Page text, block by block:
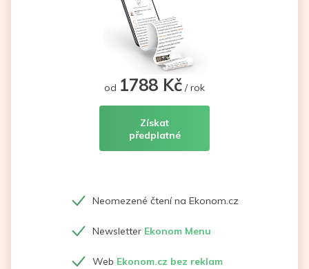
od 1788 Kč / rok
Získat
předplatné
Neomezené čtení na Ekonom.cz
Newsletter Ekonom Menu
Web Ekonom.cz bez reklam